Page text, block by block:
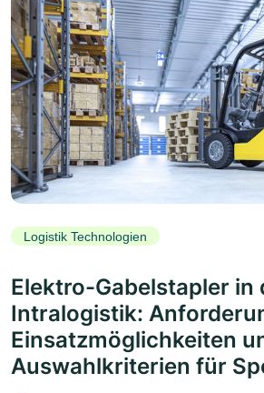
Logistik Technologien
Elektro-Gabelstapler in
Intralogistik:
Einsatzmöglichkeiten
Auswahlkriterien für